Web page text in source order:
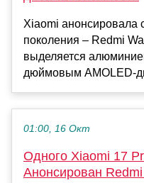
Xiaomi анонсировала
поколения – Redmi
выделяется
дюймовым AMOLED-
01:00, 16 Окт
Одного Xiaomi 17
Анонсирован